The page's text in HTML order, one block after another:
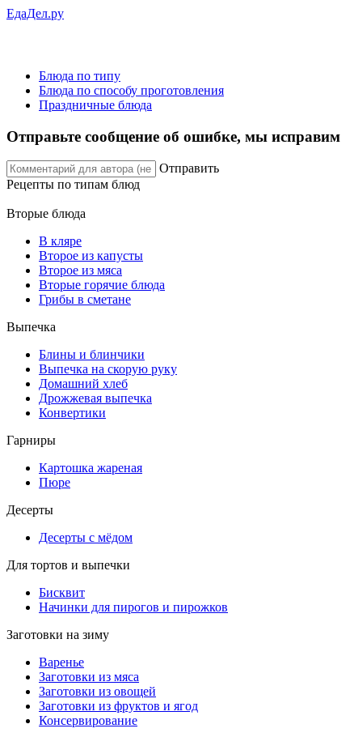
ЕдаДел.ру
Блюда по типу
Блюда по способу проготовления
Праздничные блюда
Отправьте сообщение об ошибке, мы исправим
Отправить
Рецепты по типам блюд
Вторые блюда
В кляре
Второе из капусты
Второе из мяса
Вторые горячие блюда
Грибы в сметане
Выпечка
Блины и блинчики
Выпечка на скорую руку
Домашний хлеб
Дрожжевая выпечка
Конвертики
Гарниры
Картошка жареная
Пюре
Десерты
Десерты с мёдом
Для тортов и выпечки
Бисквит
Начинки для пирогов и пирожков
Заготовки на зиму
Варенье
Заготовки из мяса
Заготовки из овощей
Заготовки из фруктов и ягод
Консервирование